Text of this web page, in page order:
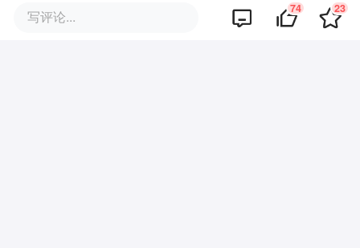
36氪首发 | 清华系物理AI基建初
创再融数千万美元，数据设备进
写评论... 74 23